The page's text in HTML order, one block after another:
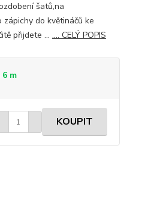
šatů,na
do květináčů ke
přijdete ... .... CELÝ POPIS
m
KOUPIT